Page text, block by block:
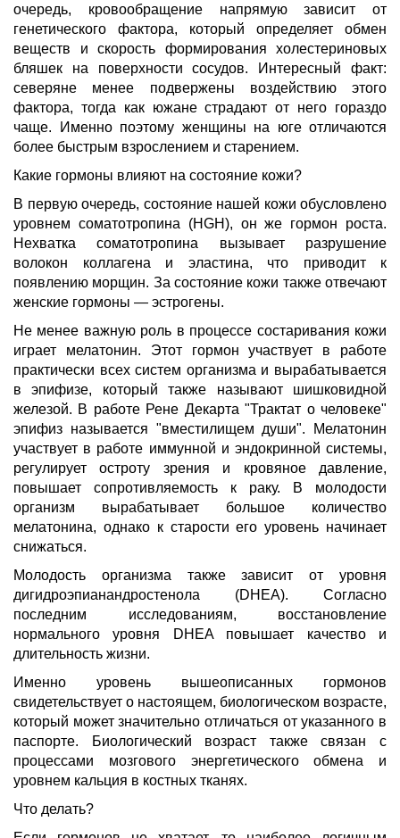
очередь, кровообращение напрямую зависит от
генетического фактора, который определяет обмен
веществ и скорость формирования холестериновых
бляшек на поверхности сосудов. Интересный факт:
северяне менее подвержены воздействию этого
фактора, тогда как южане страдают от него гораздо
чаще. Именно поэтому женщины на юге отличаются
более быстрым взрослением и старением.
Какие гормоны влияют на состояние кожи?
В первую очередь, состояние нашей кожи обусловлено
уровнем соматотропина (HGH), он же гормон роста.
Нехватка соматотропина вызывает разрушение
волокон коллагена и эластина, что приводит к
появлению морщин. За состояние кожи также отвечают
женские гормоны — эстрогены.
Не менее важную роль в процессе состаривания кожи
играет мелатонин. Этот гормон участвует в работе
практически всех систем организма и вырабатывается
в эпифизе, который также называют шишковидной
железой. В работе Рене Декарта "Трактат о человеке"
эпифиз называется "вместилищем души". Мелатонин
участвует в работе иммунной и эндокринной системы,
регулирует остроту зрения и кровяное давление,
повышает сопротивляемость к раку. В молодости
организм вырабатывает большое количество
мелатонина, однако к старости его уровень начинает
снижаться.
Молодость организма также зависит от уровня
дигидроэпианандростенола (DHEA). Согласно
последним исследованиям, восстановление
нормального уровня DHEA повышает качество и
длительность жизни.
Именно уровень вышеописанных гормонов
свидетельствует о настоящем, биологическом возрасте,
который может значительно отличаться от указанного в
паспорте. Биологический возраст также связан с
процессами мозгового энергетического обмена и
уровнем кальция в костных тканях.
Что делать?